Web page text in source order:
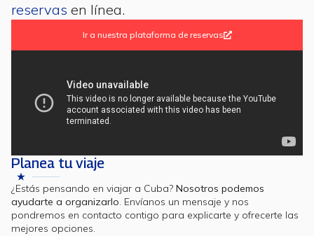
reservas en línea.
Ir a nuestra plataforma de reservas
Planea tu viaje
¿Estás pensando en viajar a Cuba? Nosotros podemos
ayudarte a organizarlo. Envíanos un mensaje y nos
pondremos en contacto contigo para explicarte y ofrecerte las
mejores opciones.